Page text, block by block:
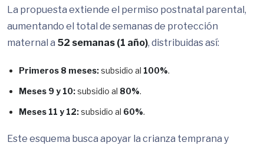
La propuesta extiende el permiso postnatal parental,
aumentando el total de semanas de protección
maternal a 52 semanas (1 año), distribuidas así:
Primeros 8 meses:subsidio al 100%.
Meses 9 y 10:subsidio al 80%.
Meses 11 y 12:subsidio al 60%.
Este esquema busca apoyar la crianza temprana y